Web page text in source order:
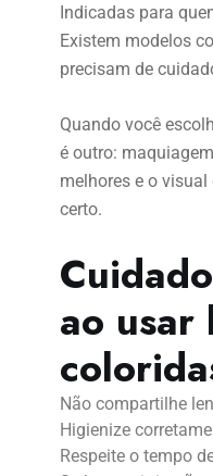
Indicadas para
Existem modelos
precisam de
Quando você
é outro:
melhores e o
certo.
ao usar
Não compartilhe
Higienize
Respeite o tempo